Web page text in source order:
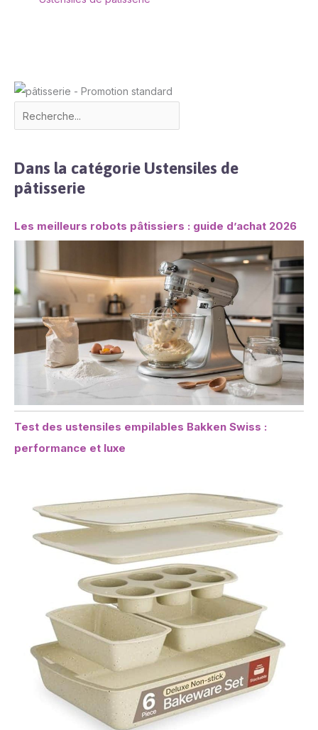
Dans la catégorie Ustensiles de
pâtisserie
Les meilleurs robots pâtissiers : guide d’achat 2026
Test des ustensiles empilables Bakken Swiss :
performance et luxe